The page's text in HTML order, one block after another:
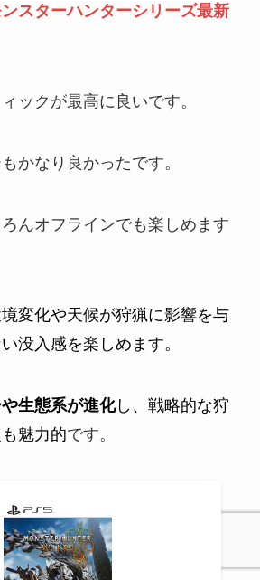
スターハンターシリーズ最新
ックが最高に良いです。
かなり良かったです。
んオフラインでも楽しめます
変化や天候が狩猟に影響を与
没入感を楽しめます。
生態系が進化し、戦略的な狩
魅力的です。